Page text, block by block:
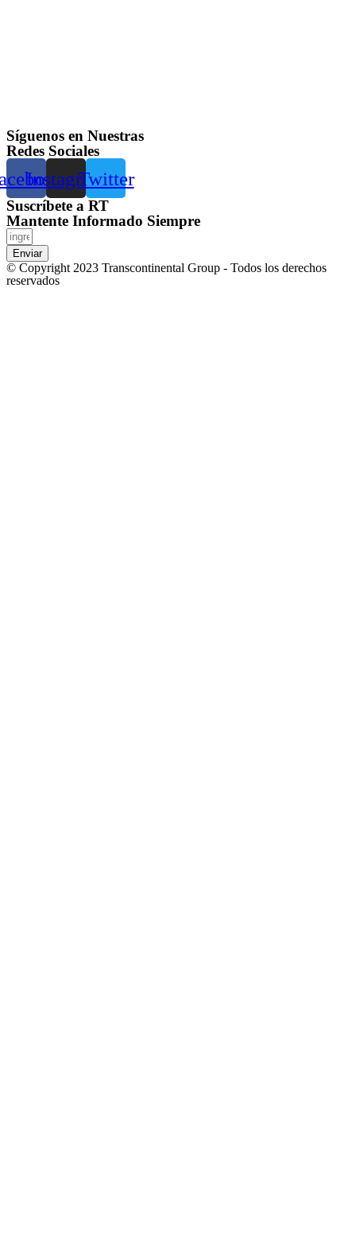
Síguenos en Nuestras
Redes Sociales
InstagramTwitter
Suscríbete a RT
Mantente Informado Siempre
Enviar
© Copyright 2023 Transcontinental Group - Todos los derechos
reservados